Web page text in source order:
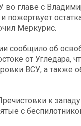
во главе с
Меркурис.
сообщило об
от Угледара,
ВСУ, а также
к
с